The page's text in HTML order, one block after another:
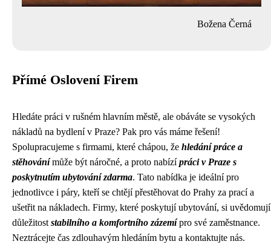
Božena Černá
Přímé Oslovení Firem
Hledáte práci v rušném hlavním městě, ale obáváte se vysokých
nákladů na bydlení v Praze? Pak pro vás máme řešení!
Spolupracujeme s firmami, které chápou, že hledání práce a
stěhovánímůže být náročné, a proto nabízípráci v Praze s
poskytnutím ubytování zdarma. Tato nabídka je ideální pro
jednotlivce i páry, kteří se chtějí přestěhovat do Prahy za prací a
ušetřit na nákladech. Firmy, které poskytují ubytování, si uvědomují
důležitost stabilního a komfortního zázemípro své zaměstnance.
Neztrácejte čas zdlouhavým hledáním bytu a kontaktujte nás.